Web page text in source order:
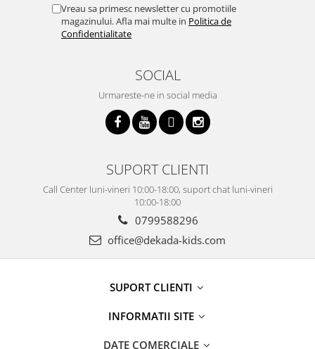
Vreau sa primesc newsletter cu promotiile
magazinului. Afla mai multe in Politica de
Confidentialitate
SOCIAL
Urmareste-ne in social media
SUPORT CLIENTI
Call Center luni-vineri 10:00-18:00, suport chat luni-vineri
10:00-18:00
0799588296
office@dekada-kids.com
SUPORT CLIENTI
INFORMATII SITE
DATE COMERCIALE